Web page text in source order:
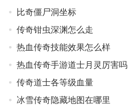
比奇僵尸洞坐标
传奇钳虫深渊怎么走
热血传奇技能效果怎么样
热血传奇手游道士月灵厉害吗
传奇道士各等级血量
冰雪传奇隐藏地图在哪里